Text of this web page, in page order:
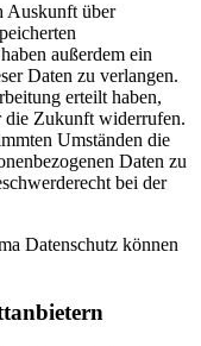
Auskunft über
außerdem ein
Daten zu verlangen.
erteilt haben,
die Zukunft widerrufen.
Umständen die
Daten zu
bei der
Datenschutz können